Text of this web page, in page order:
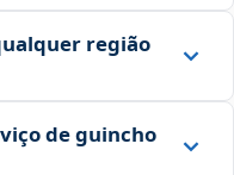
região
de guincho